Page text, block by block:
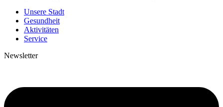
Unsere Stadt
Gesundheit
Aktivitäten
Service
Newsletter